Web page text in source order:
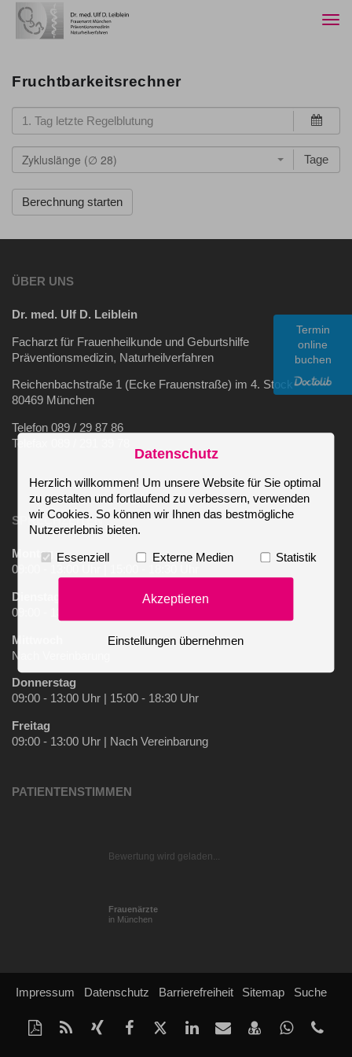
Fruchtbarkeitsrechner
Zykluslänge (∅ 28) Tage
ÜBER UNS
Dr. med. Ulf D. Leiblein
Facharzt für Frauenheilkunde und Geburtshilfe
Präventionsmedizin, Naturheilverfahren
Reichenbachstraße 1 (Ecke Frauenstraße) im 4. Stock
80469 München
Telefon 089 / 29 87 86
Telefax 089 / 291 39 78
Termin
online
buchen
SPRECHZEITEN
Montag
09:00 - 13:00 Uhr | 15:00 - 18:30 Uhr
Dienstag
09:00 - 13:00 Uhr | Nach Vereinbarung
Mittwoch
Nach Vereinbarung
Donnerstag
09:00 - 13:00 Uhr | 15:00 - 18:30 Uhr
Freitag
09:00 - 13:00 Uhr | Nach Vereinbarung
PATIENTENSTIMMEN
Bewertung wird geladen...
Frauenärzte
in München
Impressum Datenschutz Barrierefreiheit Sitemap Suche
Diese
Seite
RSS-
Feed
Auf
Xing
Auf
Facebook
Auf
Twitter
LinkedIn
Per
Mail
vCard
speichern
Auf
Whatsapp
Datenschutz
Herzlich willkommen! Um unsere Website für Sie optimal
zu gestalten und fortlaufend zu verbessern, verwenden
wir Cookies. So können wir Ihnen das bestmögliche
Nutzererlebnis bieten.
Essenziell Externe Medien Statistik
Akzeptieren
Einstellungen übernehmen